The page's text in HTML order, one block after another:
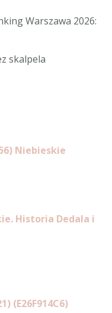
Warszawa 2026:
skalpela
Niebieskie
Historia Dedala i
(E26F914C6)